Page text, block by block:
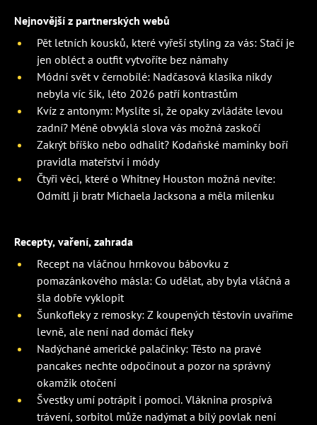
Nejnovější z partnerských webů
Pět letních kousků, které vyřeší styling za vás: Stačí je
jen obléct a outfit vytvoříte bez námahy
Módní svět v černobílé: Nadčasová klasika nikdy
nebyla víc šik, léto 2026 patří kontrastům
Kvíz z antonym: Myslíte si, že opaky zvládáte levou
zadní? Méně obvyklá slova vás možná zaskočí
Zakrýt bříško nebo odhalit? Kodaňské maminky boří
pravidla mateřství i módy
Čtyři věci, které o Whitney Houston možná nevíte:
Odmítl ji bratr Michaela Jacksona a měla milenku
Recepty, vaření, zahrada
Recept na vláčnou hrnkovou bábovku z
pomazánkového másla: Co udělat, aby byla vláčná a
šla dobře vyklopit
Šunkofleky z remosky: Z koupených těstovin uvaříme
levně, ale není nad domácí fleky
Nadýchané americké palačinky: Těsto na pravé
pancakes nechte odpočinout a pozor na správný
okamžik otočení
Švestky umí potrápit i pomoci. Vláknina prospívá
trávení, sorbitol může nadýmat a bílý povlak není